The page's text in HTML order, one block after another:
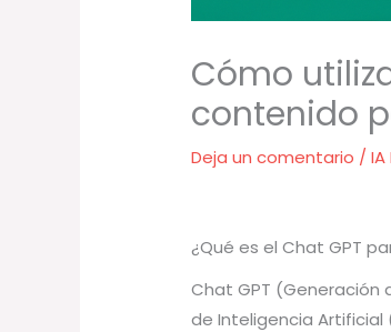
Cómo
contenido
Deja un comentario /
¿Qué es el Chat GPT
Chat GPT
de Inteligencia